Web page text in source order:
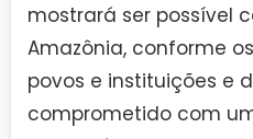
mostrará ser possível
Amazônia, conforme
povos e instituições e
comprometido com